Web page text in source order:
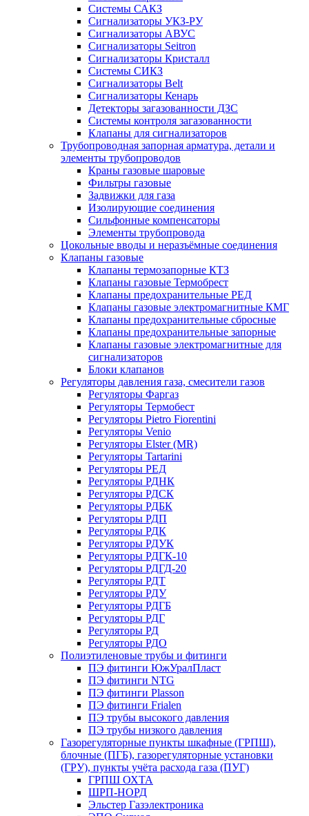
Системы САКЗ
Сигнализаторы УКЗ-РУ
Сигнализаторы АВУС
Сигнализаторы Seitron
Сигнализаторы Кристалл
Системы СИКЗ
Сигнализаторы Belt
Сигнализаторы Кенарь
Детекторы загазованности ДЗС
Системы контроля загазованности
Клапаны для сигнализаторов
Трубопроводная запорная арматура, детали и
элементы трубопроводов
Краны газовые шаровые
Фильтры газовые
Задвижки для газа
Изолирующие соединения
Сильфонные компенсаторы
Элементы трубопровода
Цокольные вводы и неразъёмные соединения
Клапаны газовые
Клапаны термозапорные КТЗ
Клапаны газовые Термобрест
Клапаны предохранительные РЕД
Клапаны газовые электромагнитные КМГ
Клапаны предохранительные сбросные
Клапаны предохранительные запорные
Клапаны газовые электромагнитные для
сигнализаторов
Блоки клапанов
Регуляторы давления газа, смесители газов
Регуляторы Фаргаз
Регуляторы Термобест
Регуляторы Pietro Fiorentini
Регуляторы Venio
Регуляторы Elster (MR)
Регуляторы Tartarini
Регуляторы РЕД
Регуляторы РДНК
Регуляторы РДСК
Регуляторы РДБК
Регуляторы РДП
Регуляторы РДК
Регуляторы РДУК
Регуляторы РДГК-10
Регуляторы РДГД-20
Регуляторы РДТ
Регуляторы РДУ
Регуляторы РДГБ
Регуляторы РДГ
Регуляторы РД
Регуляторы РДО
Полиэтиленовые трубы и фитинги
ПЭ фитинги ЮжУралПласт
ПЭ фитинги NTG
ПЭ фитинги Plasson
ПЭ фитинги Frialen
ПЭ трубы высокого давления
ПЭ трубы низкого давления
Газорегуляторные пункты шкафные (ГРПШ),
блочные (ПГБ), газорегуляторные установки
(ГРУ), пункты учёта расхода газа (ПУГ)
ГРПШ ОХТА
ШРП-НОРД
Эльстер Газэлектроника